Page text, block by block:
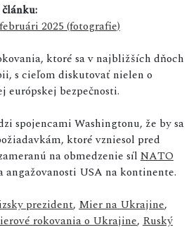
2025 (fotografie)
ktoré sa v najbližších dňoch
s cieľom diskutovať nielen o
európskej bezpečnosti.
spojencami Washingtonu, že by sa
ktoré vzniesol pred
na obmedzenie síl NATO
angažovanosti USA na kontinente.
prezident, Mier na Ukrajine,
rokovania o Ukrajine, Ruský